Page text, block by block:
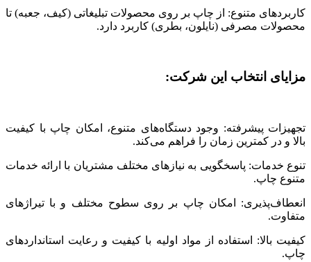
کاربردهای متنوع: از چاپ بر روی محصولات تبلیغاتی (کیف، جعبه) تا
محصولات مصرفی (نایلون، بطری) کاربرد دارد.
مزایای انتخاب این شرکت:
تجهیزات پیشرفته: وجود دستگاه‌های متنوع، امکان چاپ با کیفیت
بالا و در کمترین زمان را فراهم می‌کند.
تنوع خدمات: پاسخگویی به نیازهای مختلف مشتریان با ارائه خدمات
متنوع چاپ.
انعطاف‌پذیری: امکان چاپ بر روی سطوح مختلف و با تیراژهای
متفاوت.
کیفیت بالا: استفاده از مواد اولیه با کیفیت و رعایت استانداردهای
چاپ.